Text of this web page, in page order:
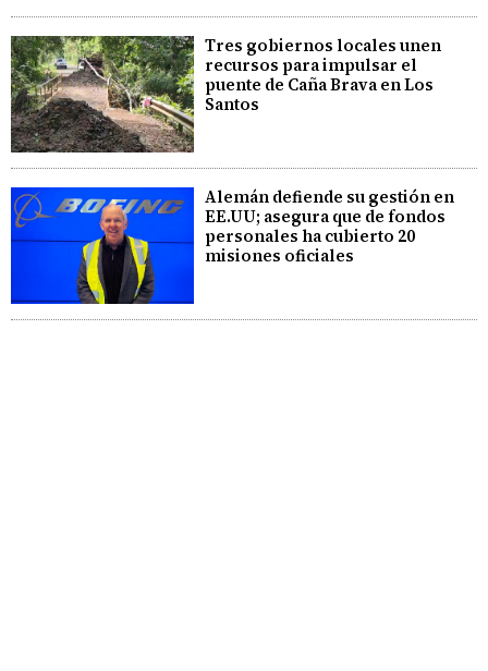
Tres gobiernos locales unen
recursos para impulsar el
puente de Caña Brava en Los
Santos
Alemán defiende su gestión en
EE.UU; asegura que de fondos
personales ha cubierto 20
misiones oficiales